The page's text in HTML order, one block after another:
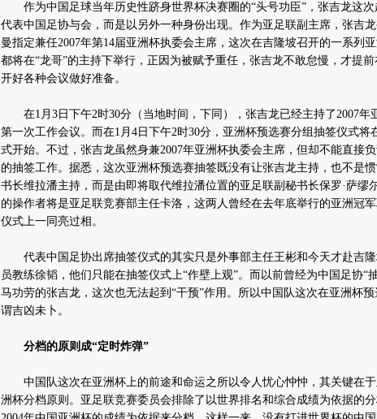
作为中国足球当年历史性跻身世界杯决赛圈的“头号功臣”，张吉龙这次
代表中国足协与会，而是以另外一种身份出现。作为亚足联副主席，张吉
曼指定兼任2007年第14届亚洲杯执委会主席，这次在吉隆坡召开的一系列亚
都将在“龙哥”的主持下举行，正因为被赋予重任，张吉龙不敢怠慢，才提
开好各种会议做好准备。
在1月3日下午2时30分（当地时间，下同），张吉龙已经主持了2007年
第一次工作会议。而在1月4日下午2时30分，亚洲杯预选赛分组抽签仪式将
式开始。不过，张吉龙虽然身兼2007年亚洲杯执委会主席，但却不能直接
的抽签工作。据悉，这次亚洲杯预选赛抽签既没有让张吉龙主持，也不是
书长维拉潘主持，而是由即将取代维拉潘位置的亚足联副秘书长保罗·萨缪
的操作者将是亚足联竞赛部主任卡洛，这两人曾经在去年底举行的亚洲冠
仪式上一同亮过相。
代表中国足协出席抽签仪式的其实只是外事部主任王彬和今天才赴吉隆
员教练徐韬，他们只能在抽签仪式上“作壁上观”。而以前曾经为中国足协“
马功劳的张吉龙，这次也无法起到“干预”作用。所以中国队这次在亚洲杯
谓吉凶未卜。
分档的原则成“定时炸弹”
中国队这次在亚洲杯上的前途和命运之所以令人忧心忡忡，其关键在于
洲杯分档原则。亚足联竞赛委员会排除了以世界排名和综合成绩为依据的